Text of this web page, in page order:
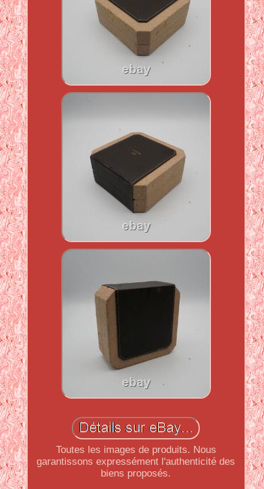
Toutes les images de produits. Nous
garantissons expressément l'authenticité des
biens proposés.